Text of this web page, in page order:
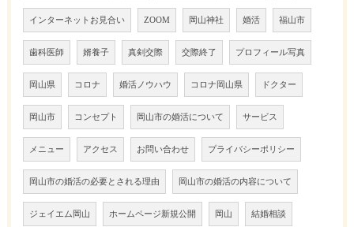
インターネットお見合い ZOOM 岡山神社 婚活 福山市
歯科医師 婿養子 真剣交際 交際終了 プロフィール写真
岡山県 コロナ 婚活ノウハウ コロナ岡山県 ドクター
岡山市 コンセプト 岡山市の婚活について サービス
メニュー アクセス お問い合わせ プライバシーポリシー
岡山市の婚活の必要とされる理由 岡山市の婚活の内容について
ジェイエム岡山 ホームページ新規公開 岡山 結婚相談